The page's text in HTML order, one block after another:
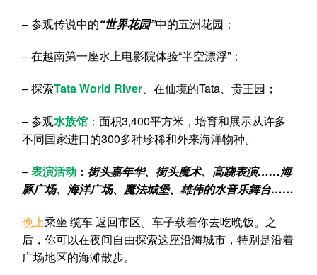
– 参观传说中的“世界花园”中的五洲花园；
– 在越南第一座水上电影院体验“半空漂浮”；
– 探索Tata World River、在仙境的Tata、贵王园；
– 参观水族馆 ：面积3,400平方米，培育和展示从许多
不同国家进口的300多种珍稀和外来海洋物种。
–表演活动 ： 街头嘉年华、街头魔术、高跷表演……海
豚广场、海洋广场、魔法城堡、雄伟的水音乐舞台……
晚上乘坐 缆车 返回市区。车子载着你去吃晚饭。之
后，你可以在夜间自由探索这座沿海城市，特别是沿着
广场地区的海滩散步。